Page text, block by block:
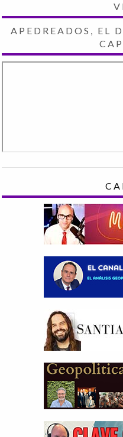
APEDREADOS, EL